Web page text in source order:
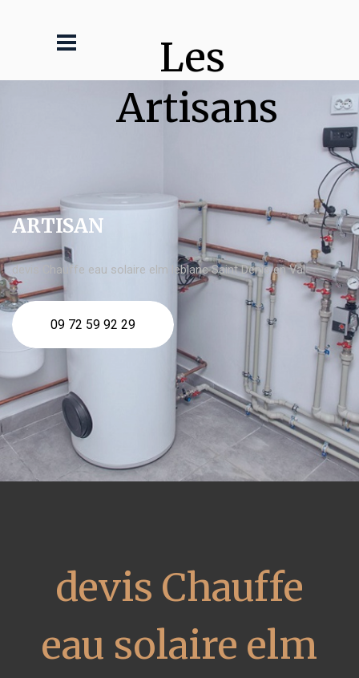
Les
Artisans
ARTISAN
devis Chauffe eau solaire elm leblanc Saint Denis en Val
09 72 59 92 29
devis Chauffe
eau solaire elm